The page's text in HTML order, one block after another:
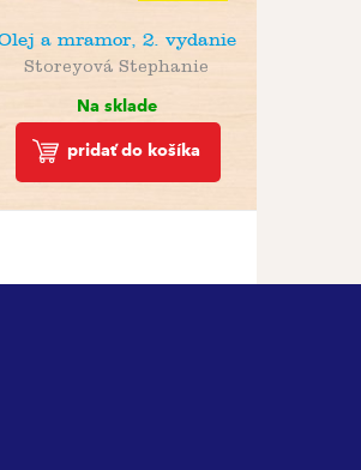
a mramor, 2. vydanie
Storeyová Stephanie
Na sklade
pridať do košíka